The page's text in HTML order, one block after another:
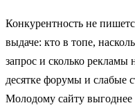
Конкурентность не
выдаче: кто в топе,
запрос и сколько рекламы
десятке форумы и слабые
Молодому сайту